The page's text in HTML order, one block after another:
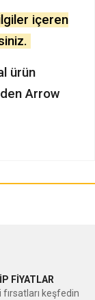
içeren
ürün
Arrow
FİYATLAR
fırsatları keşfedin